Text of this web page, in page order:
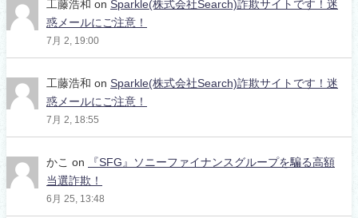
工藤浩和 on Sparkle(株式会社Search)詐欺サイトです！迷
惑メールにご注意！
7月 2, 19:00
工藤浩和 on Sparkle(株式会社Search)詐欺サイトです！迷
惑メールにご注意！
7月 2, 18:55
かこ on
『SFG』ソニーファイナンスグループを騙る高額
当選詐欺！
6月 25, 13:48